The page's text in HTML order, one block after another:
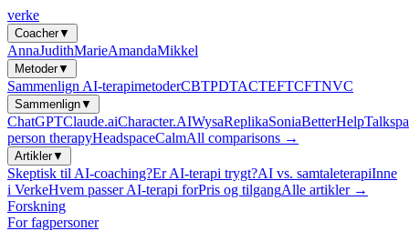
verke
Coacher▼
AnnaJudithMarieAmandaMikkel
Metoder▼
Sammenlign AI-terapimetoderCBTPDTACTEFTCFTNVC
Sammenlign▼
ChatGPTClaude.aiCharacter.AIWysaReplikaSoniaBetterHelp
person therapyHeadspaceCalmAll comparisons →
Artikler▼
Skeptisk til AI-coaching?Er AI-terapi trygt?AI vs. samtaleterapiInne
i VerkeHvem passer AI-terapi forPris og tilgangAlle artikler →
Forskning
For fagpersoner